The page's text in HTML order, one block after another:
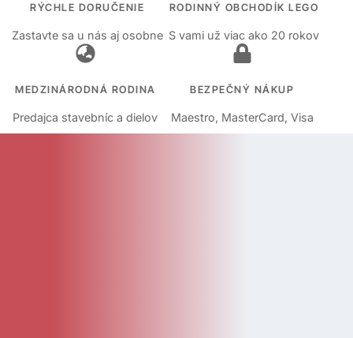
RÝCHLE DORUČENIE
Zastavte sa u nás aj osobne
RODINNÝ OBCHODÍK LEGO
S vami už viac ako 20 rokov
MEDZINÁRODNÁ RODINA
Predajca stavebníc a dielov
BEZPEČNÝ NÁKUP
Maestro, MasterCard, Visa